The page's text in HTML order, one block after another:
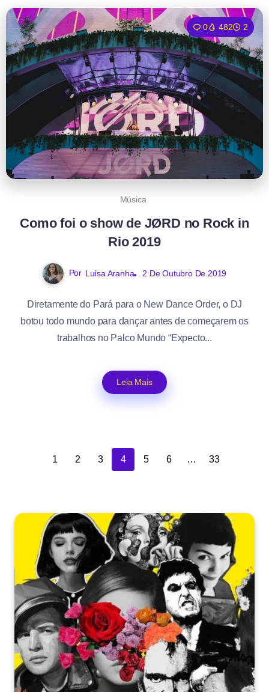
0 482 2
Música
Como foi o show de JØRD no Rock in
Rio 2019
Por Luísa Aranha 2 De Outubro De 2019
Diretamente do Pará para o New Dance Order, o DJ
botou todo mundo para dançar antes de começarem os
trabalhos no Palco Mundo “Expecto...
Leia Mais
1 2 3 4 5 6 … 33